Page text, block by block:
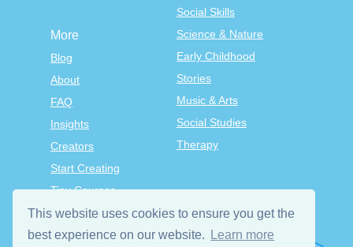
This website uses cookies to ensure you get the
best experience on our website.
Learn more
Social Skills
Science & Nature
Early Childhood
Stories
Music & Arts
Social Studies
Therapy
More
Blog
About
FAQ
Insights
Creators
Start Creating
Tiny Courses
TinyTap Premium
Terms & Conditions